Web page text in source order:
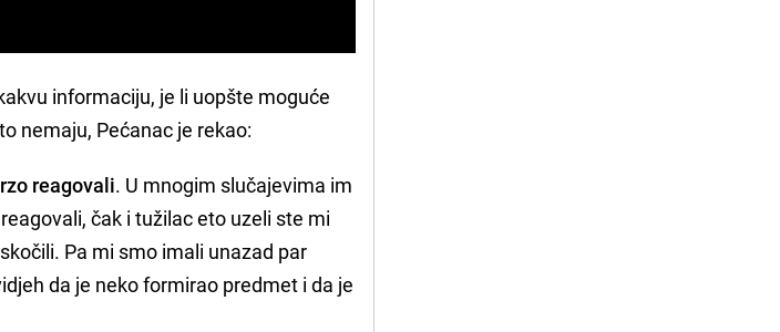
informaciju, je li uopšte moguće
nemaju, Pećanac je rekao:
reagovali. U mnogim slučajevima im
čak i tužilac eto uzeli ste mi
Pa mi smo imali unazad par
da je neko formirao predmet i da je